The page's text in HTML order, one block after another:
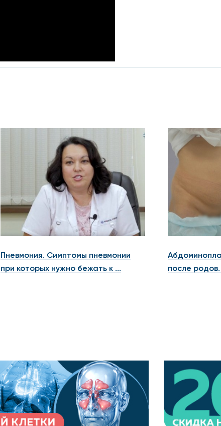
Пневмония. Симптомы пневмонии
при которых нужно бежать к ...
после